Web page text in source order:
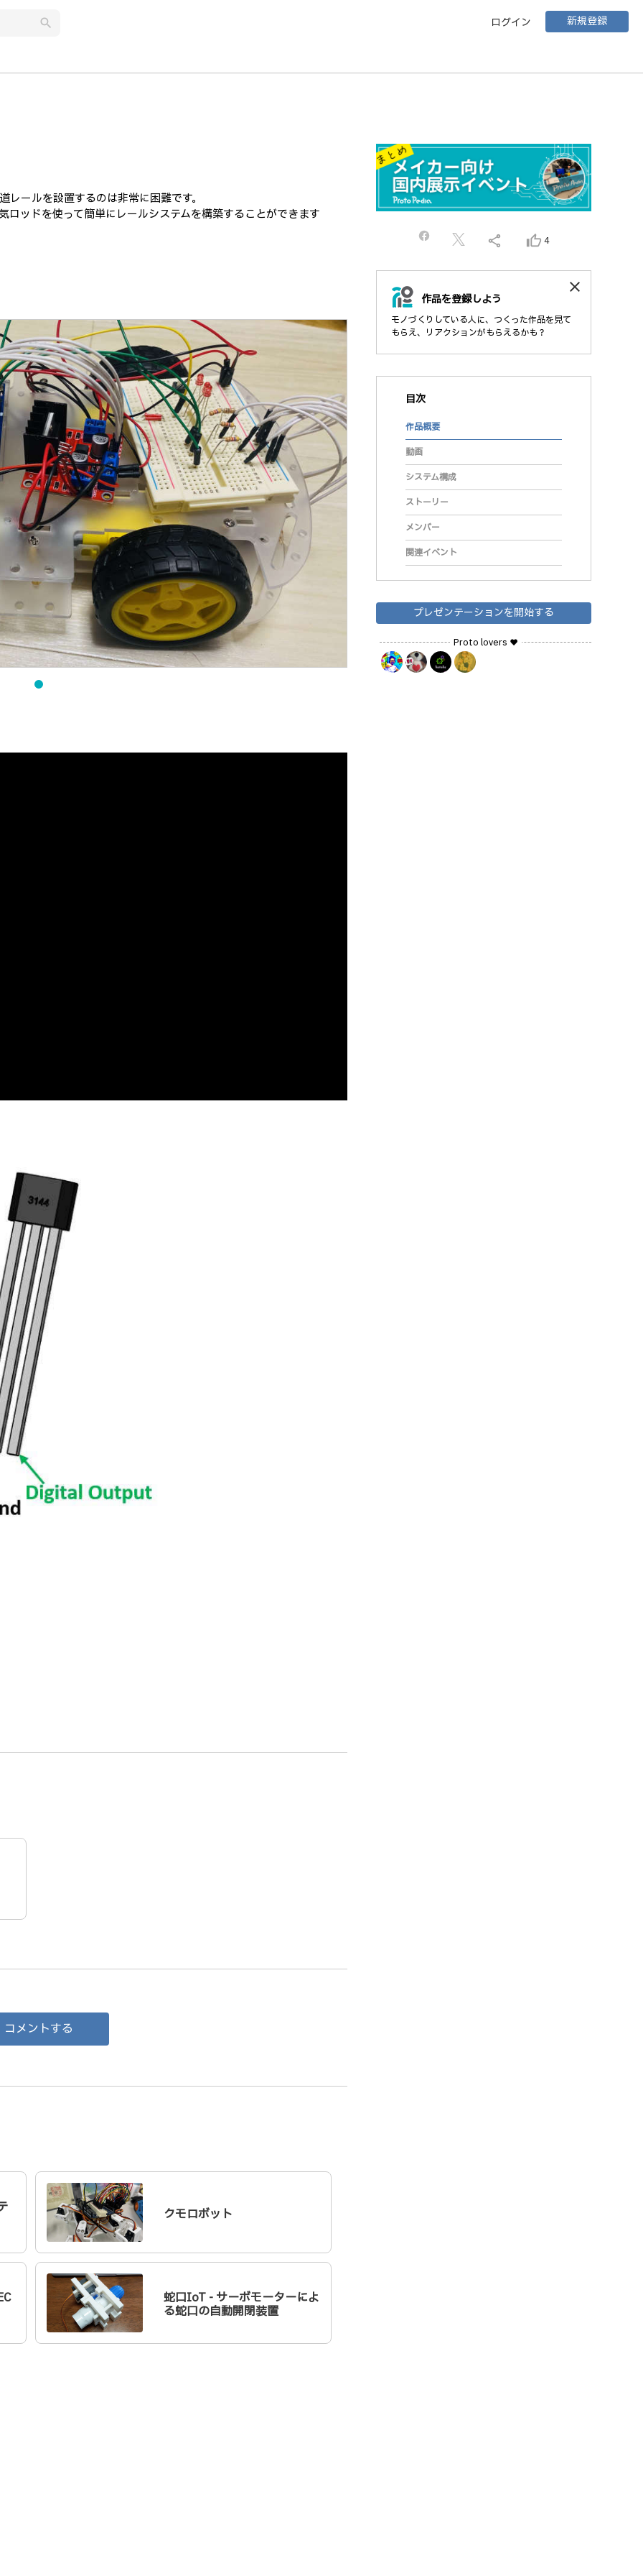
search ログイン 新規登録
ールを設置するのは非常に困難です。
ッドを使って簡単にレールシステムを構築することができます
コメントする
クモロボット
蛇口IoT - サーボモーターによ
る蛇口の自動開閉装置
share thumb_up_alt 4
作品を登録しよう
モノづくりしている人に、つくった作品を見て
もらえ、リアクションがもらえるかも？
close
目次
作品概要
動画
システム構成
ストーリー
メンバー
関連イベント
プレゼンテーションを開始する
Proto lovers ♥